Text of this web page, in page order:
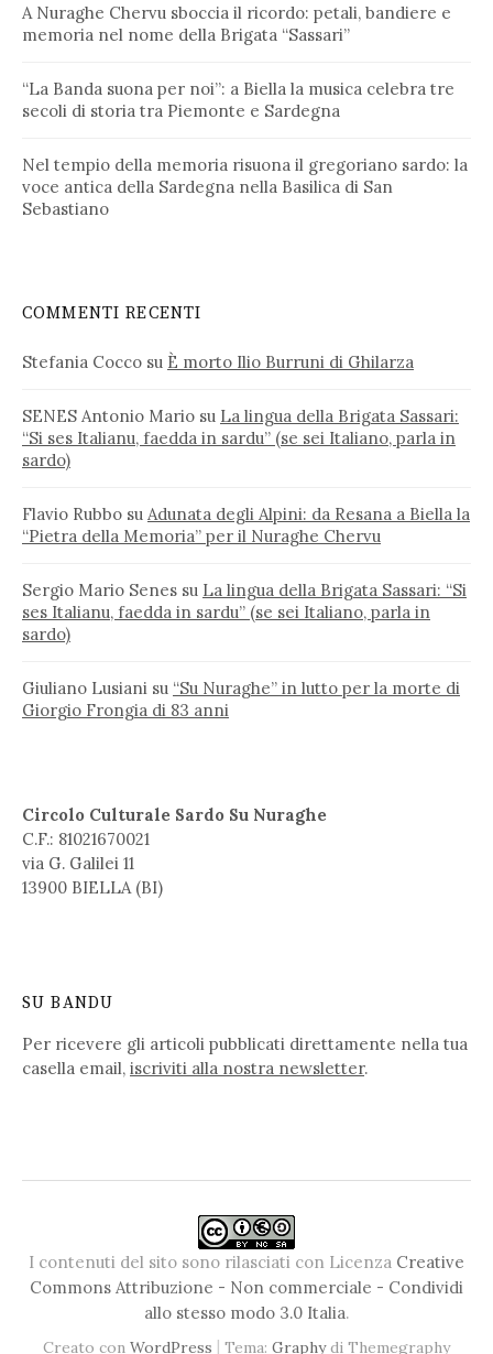
A Nuraghe Chervu sboccia il ricordo: petali, bandiere e
memoria nel nome della Brigata “Sassari”
“La Banda suona per noi”: a Biella la musica celebra tre
secoli di storia tra Piemonte e Sardegna
Nel tempio della memoria risuona il gregoriano sardo: la
voce antica della Sardegna nella Basilica di San
Sebastiano
COMMENTI RECENTI
Stefania Cocco su È morto Ilio Burruni di Ghilarza
SENES Antonio Mario su La lingua della Brigata Sassari:
“Si ses Italianu, faedda in sardu” (se sei Italiano, parla in
sardo)
Flavio Rubbo su Adunata degli Alpini: da Resana a Biella la
“Pietra della Memoria” per il Nuraghe Chervu
Sergio Mario Senes su La lingua della Brigata Sassari: “Si
ses Italianu, faedda in sardu” (se sei Italiano, parla in
sardo)
Giuliano Lusiani su “Su Nuraghe” in lutto per la morte di
Giorgio Frongia di 83 anni
Circolo Culturale Sardo Su Nuraghe
C.F.: 81021670021
via G. Galilei 11
13900 BIELLA (BI)
SU BANDU
Per ricevere gli articoli pubblicati direttamente nella tua
casella email, iscriviti alla nostra newsletter.
I contenuti del sito sono rilasciati con Licenza Creative
Commons Attribuzione - Non commerciale - Condividi
allo stesso modo 3.0 Italia.
Creato con WordPress | Tema: Graphydi Themegraphy